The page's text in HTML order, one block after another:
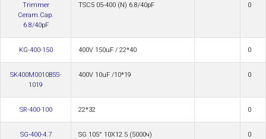
Trimmer
Ceram.Cap.
6.8/40pF
TSC5 05-400 (N) 6.8/40pF 0
KG-400-150 400V 150uF / 22*40 0
SK400M0010B5S-
1019
400V 10uF /10*19 0
SR-400-100 22*32 0
SG-400-4.7
SG 105° 10X12.5 (5000ч)
0